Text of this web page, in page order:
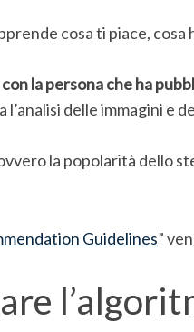
cosa ti piace,
la persona che ha
l’analisi delle immagini e
la popolarità dello
Guidelines”